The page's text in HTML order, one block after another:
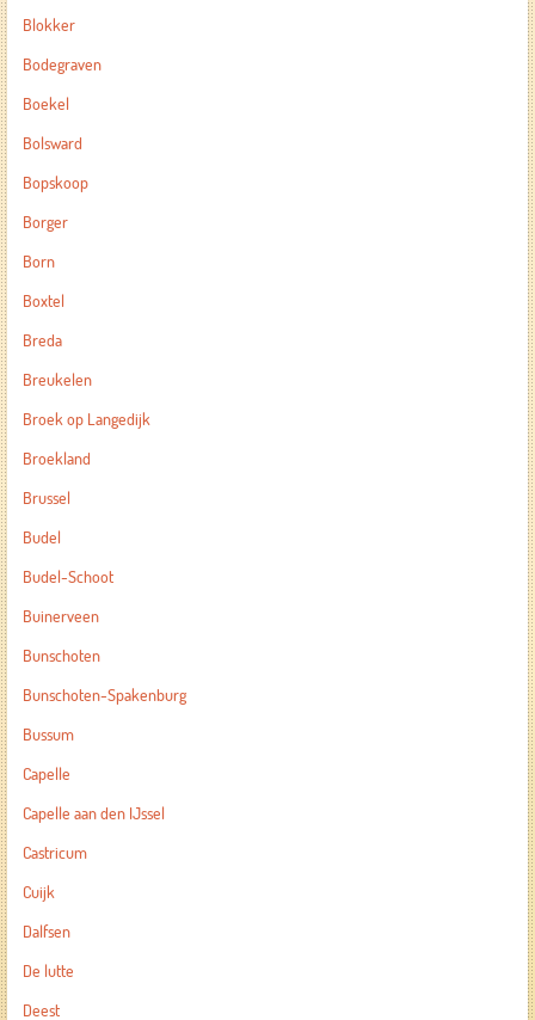
Blokker
Bodegraven
Boekel
Bolsward
Bopskoop
Borger
Born
Boxtel
Breda
Breukelen
Broek op Langedijk
Broekland
Brussel
Budel
Budel-Schoot
Buinerveen
Bunschoten
Bunschoten-Spakenburg
Bussum
Capelle
Capelle aan den IJssel
Castricum
Cuijk
Dalfsen
De lutte
Deest